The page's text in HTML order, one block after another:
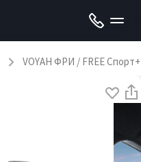
VOYAH ФРИ / FREE